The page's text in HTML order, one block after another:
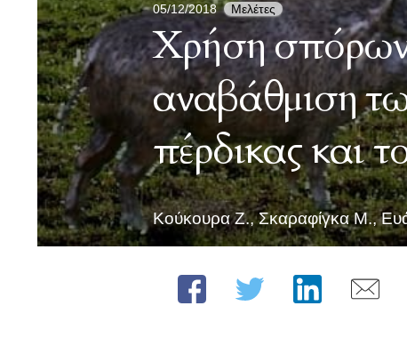
05/12/2018 Μελέτες
Χρήση
αναβάθμιση
πέρδικας και
Κούκουρα Ζ., Σκαραφίγκα Μ.,